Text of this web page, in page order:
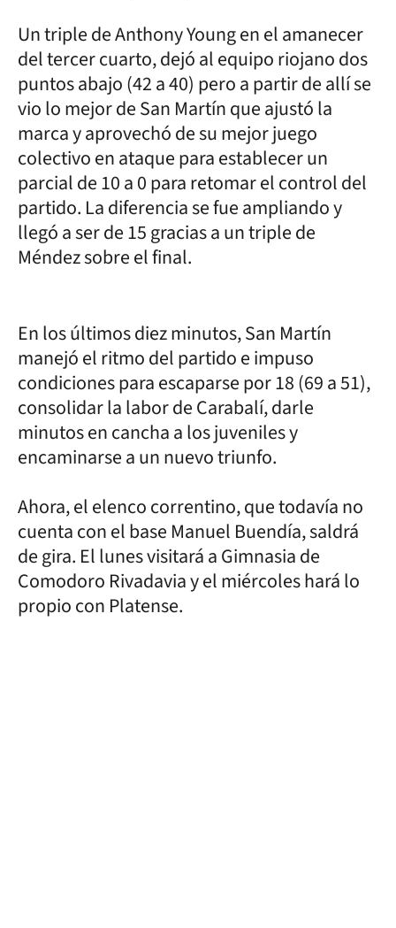
Un triple de Anthony Young en el amanecer
del tercer cuarto, dejó al equipo riojano dos
puntos abajo (42 a 40) pero a partir de allí se
vio lo mejor de San Martín que ajustó la
marca y aprovechó de su mejor juego
colectivo en ataque para establecer un
parcial de 10 a 0 para retomar el control del
partido. La diferencia se fue ampliando y
llegó a ser de 15 gracias a un triple de
Méndez sobre el final.
En los últimos diez minutos, San Martín
manejó el ritmo del partido e impuso
condiciones para escaparse por 18 (69 a 51),
consolidar la labor de Carabalí, darle
minutos en cancha a los juveniles y
encaminarse a un nuevo triunfo.
Ahora, el elenco correntino, que todavía no
cuenta con el base Manuel Buendía, saldrá
de gira. El lunes visitará a Gimnasia de
Comodoro Rivadavia y el miércoles hará lo
propio con Platense.